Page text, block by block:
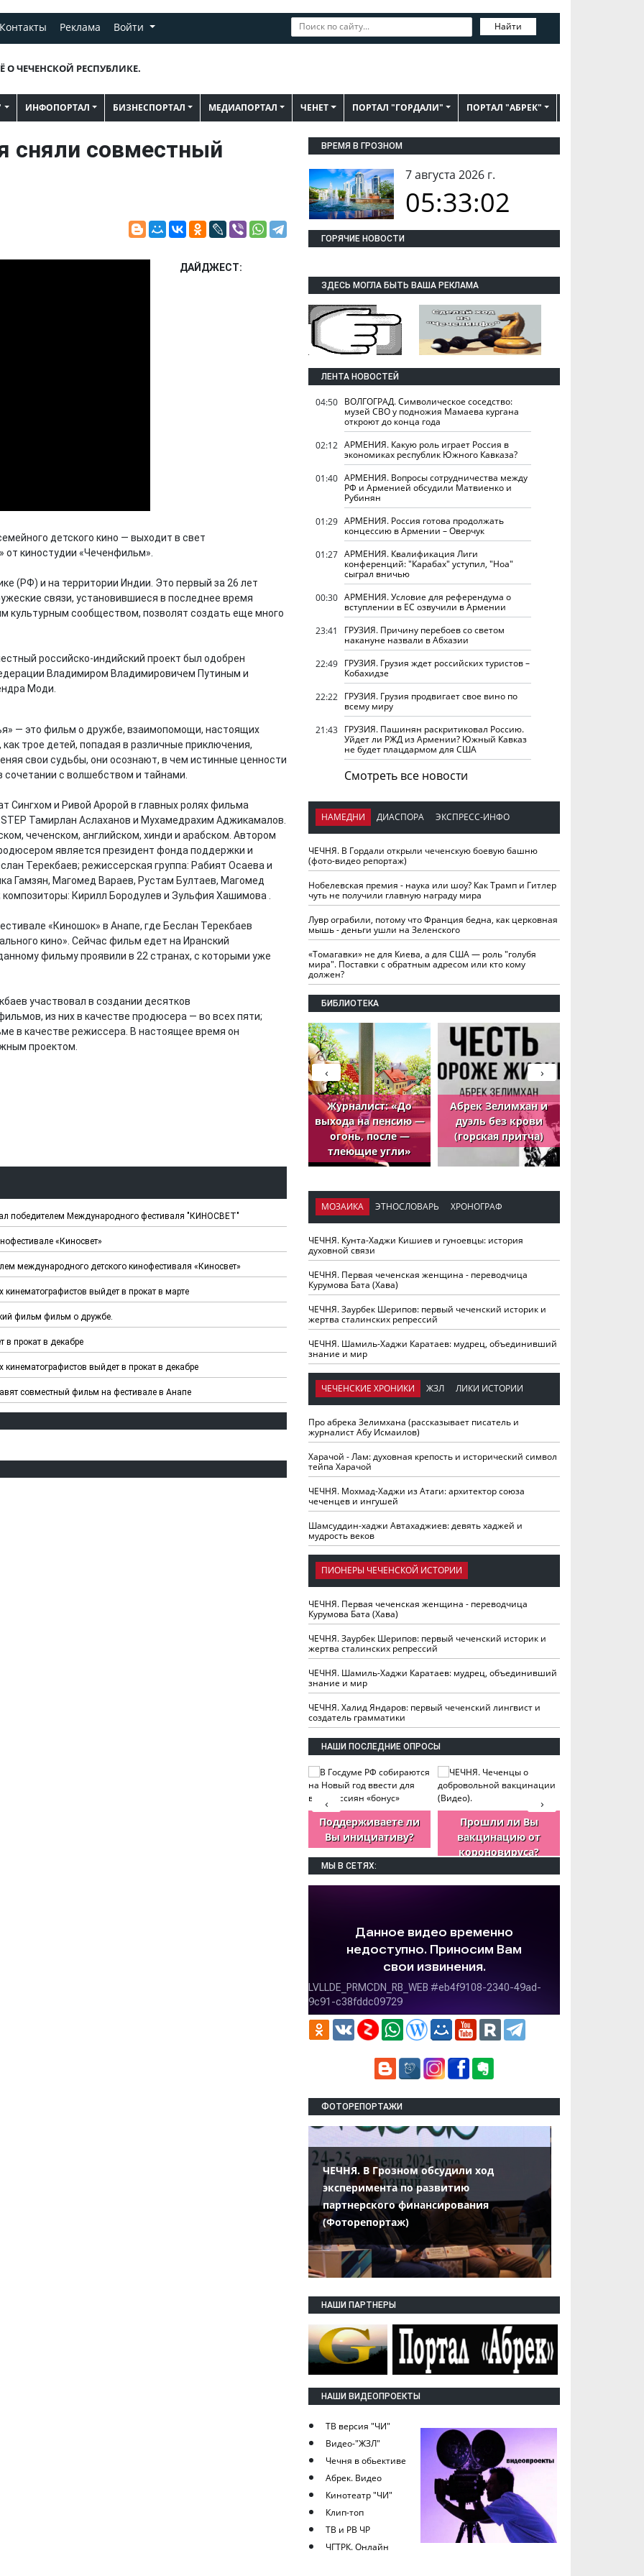
Контакты Реклама Войти Найти
О ЧЕЧЕНСКОЙ РЕСПУБЛИКЕ.
ИНФОПОРТАЛ БИЗНЕСПОРТАЛ МЕДИАПОРТАЛ ЧЕНЕТ ПОРТАЛ "ГОРДАЛИ" ПОРТАЛ "АБРЕК"
сняли совместный
ДАЙДЖЕСТ:
детского кино — выходит в свет
киностудии «Чеченфильм».
(РФ) и на территории Индии. Это первый за 26 лет
связи, установившиеся в последнее время
культурным сообществом, позволят создать еще много
российско-индийский проект был одобрен
Владимиром Владимировичем Путиным и
Моди.
— это фильм о дружбе, взаимопомощи, настоящих
трое детей, попадая в различные приключения,
свои судьбы, они осознают, в чем истинные ценности
с волшебством и тайнами.
Сингхом и Ривой Аророй в главных ролях фильма
Тамирлан Аслаханов и Мухамедрахим Аджикамалов.
чеченском, английском, хинди и арабском. Автором
является президент фонда поддержки и
Терекбаев; режиссерская группа: Рабият Осаева и
Гамзян, Магомед Вараев, Рустам Бултаев, Магомед
Кирилл Бородулев и Зульфия Хашимова .
«Киношок» в Анапе, где Беслан Терекбаев
кино». Сейчас фильм едет на Иранский
фильму проявили в 22 странах, с которыми уже
участвовал в создании десятков
из них в качестве продюсера — во всех пяти;
в качестве режиссера. В настоящее время он
проектом.
победителем Международного фестиваля "КИНОСВЕТ"
«Киносвет»
международного детского кинофестиваля «Киносвет»
выйдет в прокат в марте
фильм фильм о дружбе.
прокат в декабре
выйдет в прокат в декабре
совместный фильм на фестивале в Анапе
ВРЕМЯ В ГРОЗНОМ
7 августа 2026 г.
05:33:03
ГОРЯЧИЕ НОВОСТИ
ЗДЕСЬ МОГЛА БЫТЬ ВАША РЕКЛАМА
ЛЕНТА НОВОСТЕЙ
04:50 ВОЛГОГРАД. Символическое соседство:
музей СВО у подножия Мамаева кургана
откроют до конца года
02:12 АРМЕНИЯ. Какую роль играет Россия в
экономиках республик Южного Кавказа?
01:40 АРМЕНИЯ. Вопросы сотрудничества между
РФ и Арменией обсудили Матвиенко и
Рубинян
01:29 АРМЕНИЯ. Россия готова продолжать
концессию в Армении – Оверчук
01:27 АРМЕНИЯ. Квалификация Лиги
конференций: "Карабах" уступил, "Ноа"
сыграл вничью
00:30 АРМЕНИЯ. Условие для референдума о
вступлении в ЕС озвучили в Армении
23:41
ГРУЗИЯ. Причину перебоев со светом
накануне назвали в Абхазии
22:49 ГРУЗИЯ. Грузия ждет российских туристов –
Кобахидзе
22:22 ГРУЗИЯ. Грузия продвигает свое вино по
всему миру
21:43 ГРУЗИЯ. Пашинян раскритиковал Россию.
Уйдет ли РЖД из Армении? Южный Кавказ
не будет плацдармом для США
Смотреть все новости
НАМЕДНИ ДИАСПОРА ЭКСПРЕСС-ИНФО
ЧЕЧНЯ. В Гордали открыли чеченскую боевую башню
(фото-видео репортаж)
Нобелевская премия - наука или шоу? Как Трамп и Гитлер
чуть не получили главную награду мира
Лувр ограбили, потому что Франция бедна, как церковная
мышь - деньги ушли на Зеленского
«Томагавки» не для Киева, а для США — роль "голубя
мира". Поставки с обратным адресом или кто кому
должен?
БИБЛИОТЕКА
Журналист: «До
выхода на пенсию —
огонь, после —
тлеющие угли»
Абрек Зелимхан и
дуэль без крови
(горская притча)
›
‹
МОЗАИКА ЭТНОСЛОВАРЬ ХРОНОГРАФ
ЧЕЧНЯ. Кунта-Хаджи Кишиев и гуноевцы: история
духовной связи
ЧЕЧНЯ. Первая чеченская женщина - переводчица
Курумова Бата (Хава)
ЧЕЧНЯ. Заурбек Шерипов: первый чеченский историк и
жертва сталинских репрессий
ЧЕЧНЯ. Шамиль-Хаджи Каратаев: мудрец, объединивший
знание и мир
ЧЕЧЕНСКИЕ ХРОНИКИ ЖЗЛ ЛИКИ ИСТОРИИ
Про абрека Зелимхана (рассказывает писатель и
журналист Абу Исмаилов)
Харачой - Лам: духовная крепость и исторический символ
тейпа Харачой
ЧЕЧНЯ. Мохмад-Хаджи из Атаги: архитектор союза
чеченцев и ингушей
Шамсуддин-хаджи Автахаджиев: девять хаджей и
мудрость веков
ПИОНЕРЫ ЧЕЧЕНСКОЙ ИСТОРИИ
ЧЕЧНЯ. Первая чеченская женщина - переводчица
Курумова Бата (Хава)
ЧЕЧНЯ. Заурбек Шерипов: первый чеченский историк и
жертва сталинских репрессий
ЧЕЧНЯ. Шамиль-Хаджи Каратаев: мудрец, объединивший
знание и мир
ЧЕЧНЯ. Халид Яндаров: первый чеченский лингвист и
создатель грамматики
НАШИ ПОСЛЕДНИЕ ОПРОСЫ
Поддерживаете ли
Вы инициативу?
Прошли ли Вы
вакцинацию от
короновируса?
›
‹
МЫ В СЕТЯХ:
ФОТОРЕПОРТАЖИ
ЧЕЧНЯ. В Грозном обсудили ход
эксперимента по развитию
партнерского финансирования
(Фоторепортаж)
НАШИ ПАРТНЕРЫ
НАШИ ВИДЕОПРОЕКТЫ
ТВ версия "ЧИ"
Видео-"ЖЗЛ"
Чечня в обьективе
Абрек. Видео
Кинотеатр "ЧИ"
Клип-топ
ТВ и РВ ЧР
ЧГТРК. Онлайн